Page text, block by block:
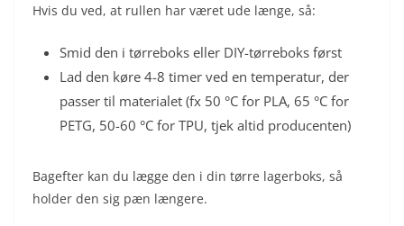
Hvis du ved, at rullen har været ude længe, så:
Smid den i tørreboks eller DIY-tørreboks først
Lad den køre 4-8 timer ved en temperatur, der
passer til materialet (fx 50 °C for PLA, 65 °C for
PETG, 50-60 °C for TPU, tjek altid producenten)
Bagefter kan du lægge den i din tørre lagerboks, så
holder den sig pæn længere.